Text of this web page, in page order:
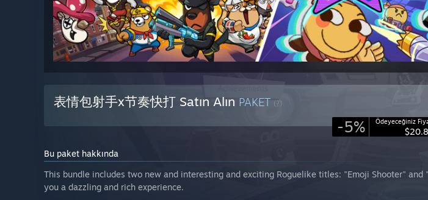
表情包射手x节奏快打 Satın Alın PAKET (?)
-5% Ödeyeceğiniz
Bu paket hakkında
This bundle includes two new and interesting and exciting Roguelike titles: "Emoji Shooter" and
you a dazzling and rich experience.